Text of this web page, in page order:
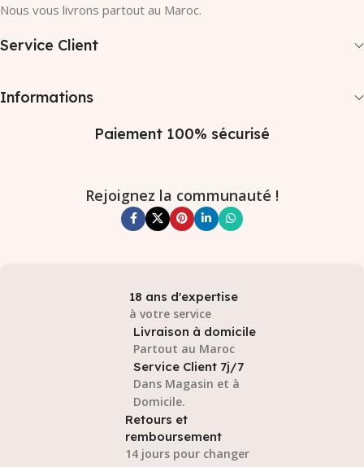
Nous vous livrons partout au Maroc.
Service Client
Informations
Paiement 100% sécurisé
Rejoignez la communauté !
18 ans d'expertise
à votre service
Livraison à domicile
Partout au Maroc
Service Client 7j/7
Dans Magasin et à
Domicile.
Retours et
remboursement
14 jours pour changer